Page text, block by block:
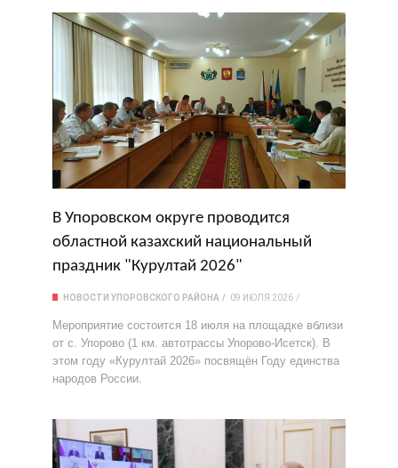
В Упоровском округе проводится
областной казахский национальный
праздник "Курултай 2026"
НОВОСТИ УПОРОВСКОГО РАЙОНА 09 ИЮЛЯ 2026
Мероприятие состоится 18 июля на площадке вблизи
от с. Упорово (1 км. автотрассы Упорово-Исетск). В
этом году «Курултай 2026» посвящён Году единства
народов России.